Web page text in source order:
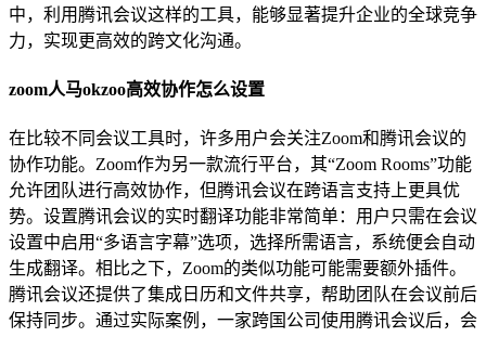
中，利用腾讯会议这样的工具，能够显著提升企业的全球竞争
力，实现更高效的跨文化沟通。
zoom人马okzoo高效协作怎么设置
在比较不同会议工具时，许多用户会关注Zoom和腾讯会议的
协作功能。Zoom作为另一款流行平台，其“Zoom Rooms”功能
允许团队进行高效协作，但腾讯会议在跨语言支持上更具优
势。设置腾讯会议的实时翻译功能非常简单：用户只需在会议
设置中启用“多语言字幕”选项，选择所需语言，系统便会自动
生成翻译。相比之下，Zoom的类似功能可能需要额外插件。
腾讯会议还提供了集成日历和文件共享，帮助团队在会议前后
保持同步。通过实际案例，一家跨国公司使用腾讯会议后，会